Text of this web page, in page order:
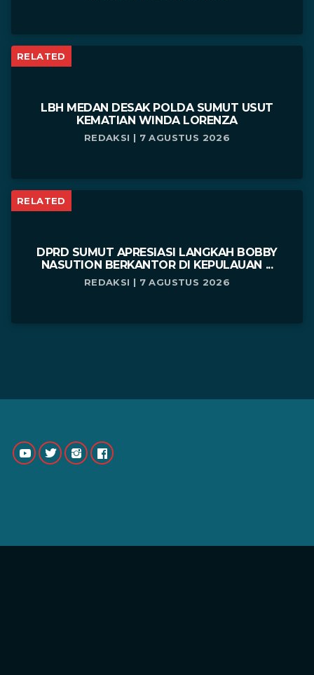
RELATED
LBH MEDAN DESAK POLDA SUMUT USUT
KEMATIAN WINDA LORENZA
REDAKSI | 7 AGUSTUS 2026
RELATED
DPRD SUMUT APRESIASI LANGKAH BOBBY
NASUTION BERKANTOR DI KEPULAUAN ...
REDAKSI | 7 AGUSTUS 2026